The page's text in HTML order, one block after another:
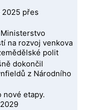
2025 přes
na rozvoj venkova
polit
dokončil
z Národního
nové etapy.